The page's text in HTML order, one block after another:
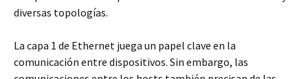
diversas topologías.
La capa 1 de Ethernet juega un papel clave en la
comunicación entre dispositivos. Sin embargo, las